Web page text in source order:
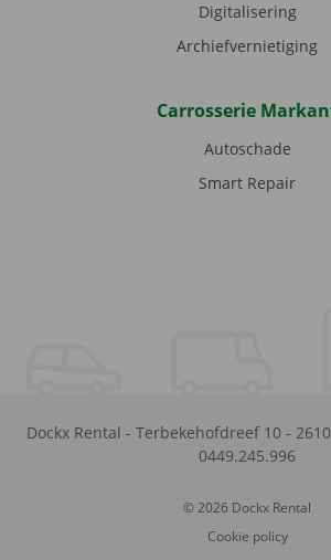
Digitalisering
Archiefvernietiging
Carrosserie
Autoschade
Smart Repair
Dockx Rental - Terbekehofdreef 10 - 2610
0449.245.996
© 2026 Dockx Rental
Cookie policy